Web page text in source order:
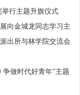
行主题升旗仪式
向金城龙同志学习主
出所与林学院交流会
争做时代好青年”主题